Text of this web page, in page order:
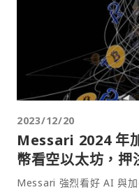
2023/12/20
Messari 2024 年
幣看空以太坊，
事
Messari 強烈看好 AI 與